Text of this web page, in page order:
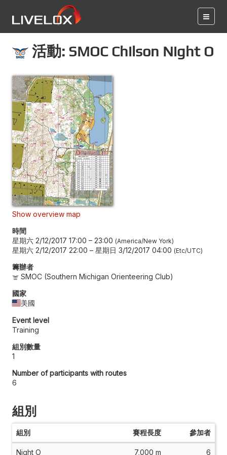
活動: SMOC Chilson Night O
Show overview map
時間
星期六 2/12/2017 17:00 – 23:00 America/New York
星期六 2/12/2017 22:00 – 星期日 3/12/2017 04:00 Etc/UTC
籌辦者
SMOC (Southern Michigan Orienteering Club)
國家
美國
Event level
Training
組別數量
1
Number of participants with routes
6
組別
組別 賽程長度 參加者
Night O 7,000 m 6